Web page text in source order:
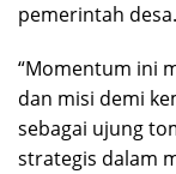
pemerintah desa.
“Momentum ini
dan misi demi
sebagai ujung
strategis dalam